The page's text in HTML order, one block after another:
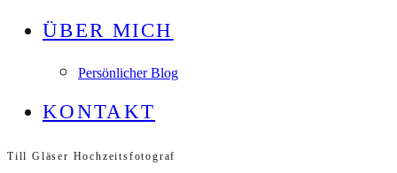
ÜBER MICH
Persönlicher Blog
KONTAKT
Till Gläser Hochzeitsfotograf